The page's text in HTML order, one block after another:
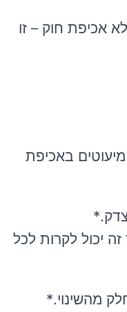
אכיפת חוק – זו
מיעוטים באכיפת
יכול לקרות לכל
מהשינוי.*